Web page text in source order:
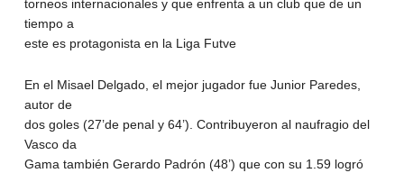
torneos internacionales y que enfrenta a un club que de un
tiempo a
este es protagonista en la Liga Futve
En el Misael Delgado, el mejor jugador fue Junior Paredes,
autor de
dos goles (27’de penal y 64’). Contribuyeron al naufragio del
Vasco da
Gama también Gerardo Padrón (48’) que con su 1.59 logró